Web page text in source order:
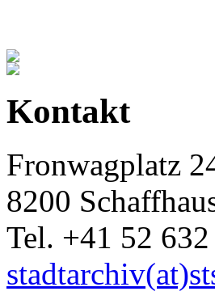
Kontakt
Fronwagplatz
8200
Tel. +41 52